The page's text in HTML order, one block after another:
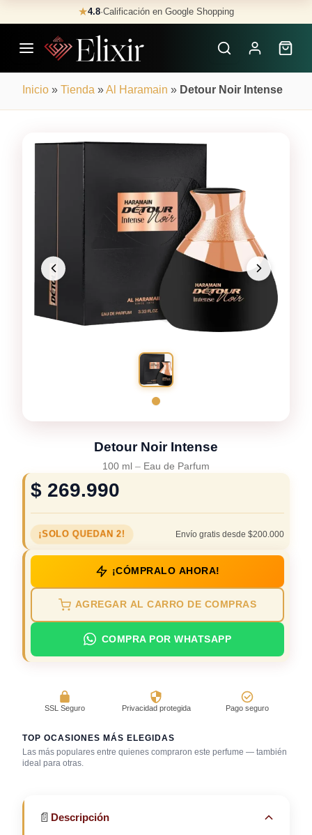
to
content
★4.8·Calificación en Google Shopping
Inicio » Tienda »Al Haramain » Detour Noir Intense
Detour Noir Intense
100 ml – Eau de Parfum
$ 269.990
¡SOLO QUEDAN 2! Envío gratis desde $200.000
¡CÓMPRALO AHORA!
AGREGAR AL CARRO DE COMPRAS
COMPRA POR WHATSAPP
SSL Seguro Privacidad protegida Pago seguro
TOP OCASIONES MÁS ELEGIDAS
Las más populares entre quienes compraron este perfume — también
ideal para otras.
Bar / cocteles
📄 Descripción